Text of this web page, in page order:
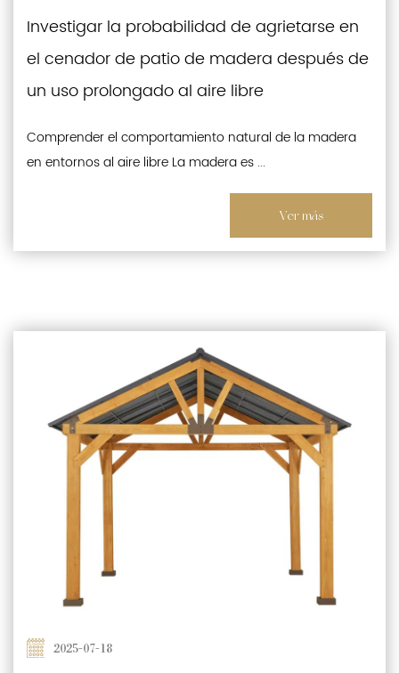
Investigar la probabilidad de agrietarse en
el cenador de patio de madera después de
un uso prolongado al aire libre
Comprender el comportamiento natural de la madera
en entornos al aire libre La madera es ...
Ver más
2025-07-18